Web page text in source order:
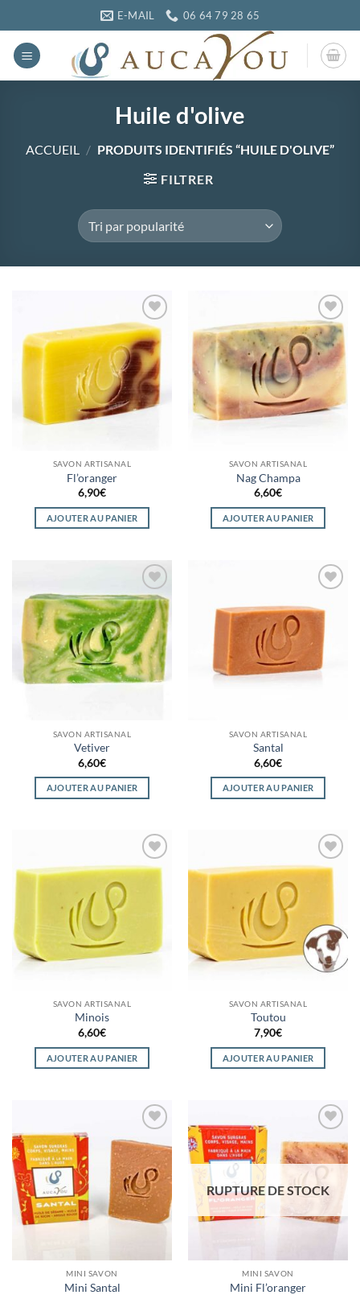
au
contenu
E-MAIL 06 64 79 28 65
Huile d'olive
ACCUEIL / PRODUITS IDENTIFIÉS “HUILE D'OLIVE”
FILTRER
Ajouter
à la
wishlist
SAVON ARTISANAL
Fl’oranger
6,90€
AJOUTER AU PANIER
Ajouter
à la
wishlist
SAVON ARTISANAL
Nag Champa
6,60€
AJOUTER AU PANIER
Ajouter
à la
wishlist
SAVON ARTISANAL
Vetiver
6,60€
AJOUTER AU PANIER
à la
SAVON ARTISANAL
Santal
6,60€
AJOUTER AU PANIER
Ajouter
wishlist
SAVON ARTISANAL
Minois
6,60€
AJOUTER AU PANIER
Ajouter
SAVON ARTISANAL
Toutou
7,90€
AJOUTER AU PANIER
Ajouter
à la
wishlist
MINI SAVON
Mini Santal
Ajouter
à la
wishlist
RUPTURE DE STOCK
MINI SAVON
Mini Fl’oranger